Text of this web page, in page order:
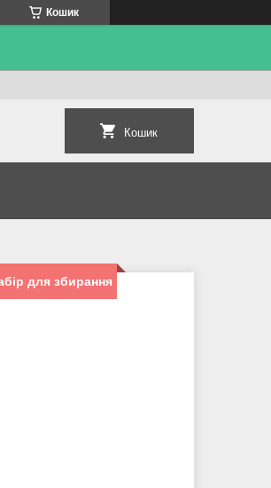
Кошик
Кошик
для збирання